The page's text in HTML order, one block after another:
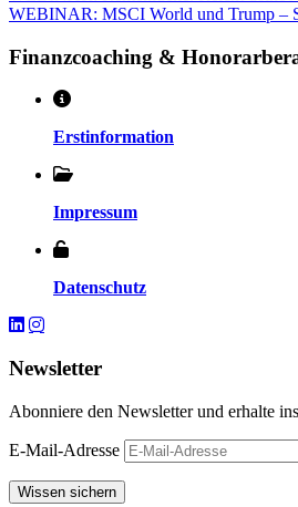
WEBINAR: MSCI World und Trump –
Finanzcoaching &
Erstinformation
Impressum
Datenschutz
Newsletter
Abonniere den Newsletter und erhalte
E-Mail-Adresse